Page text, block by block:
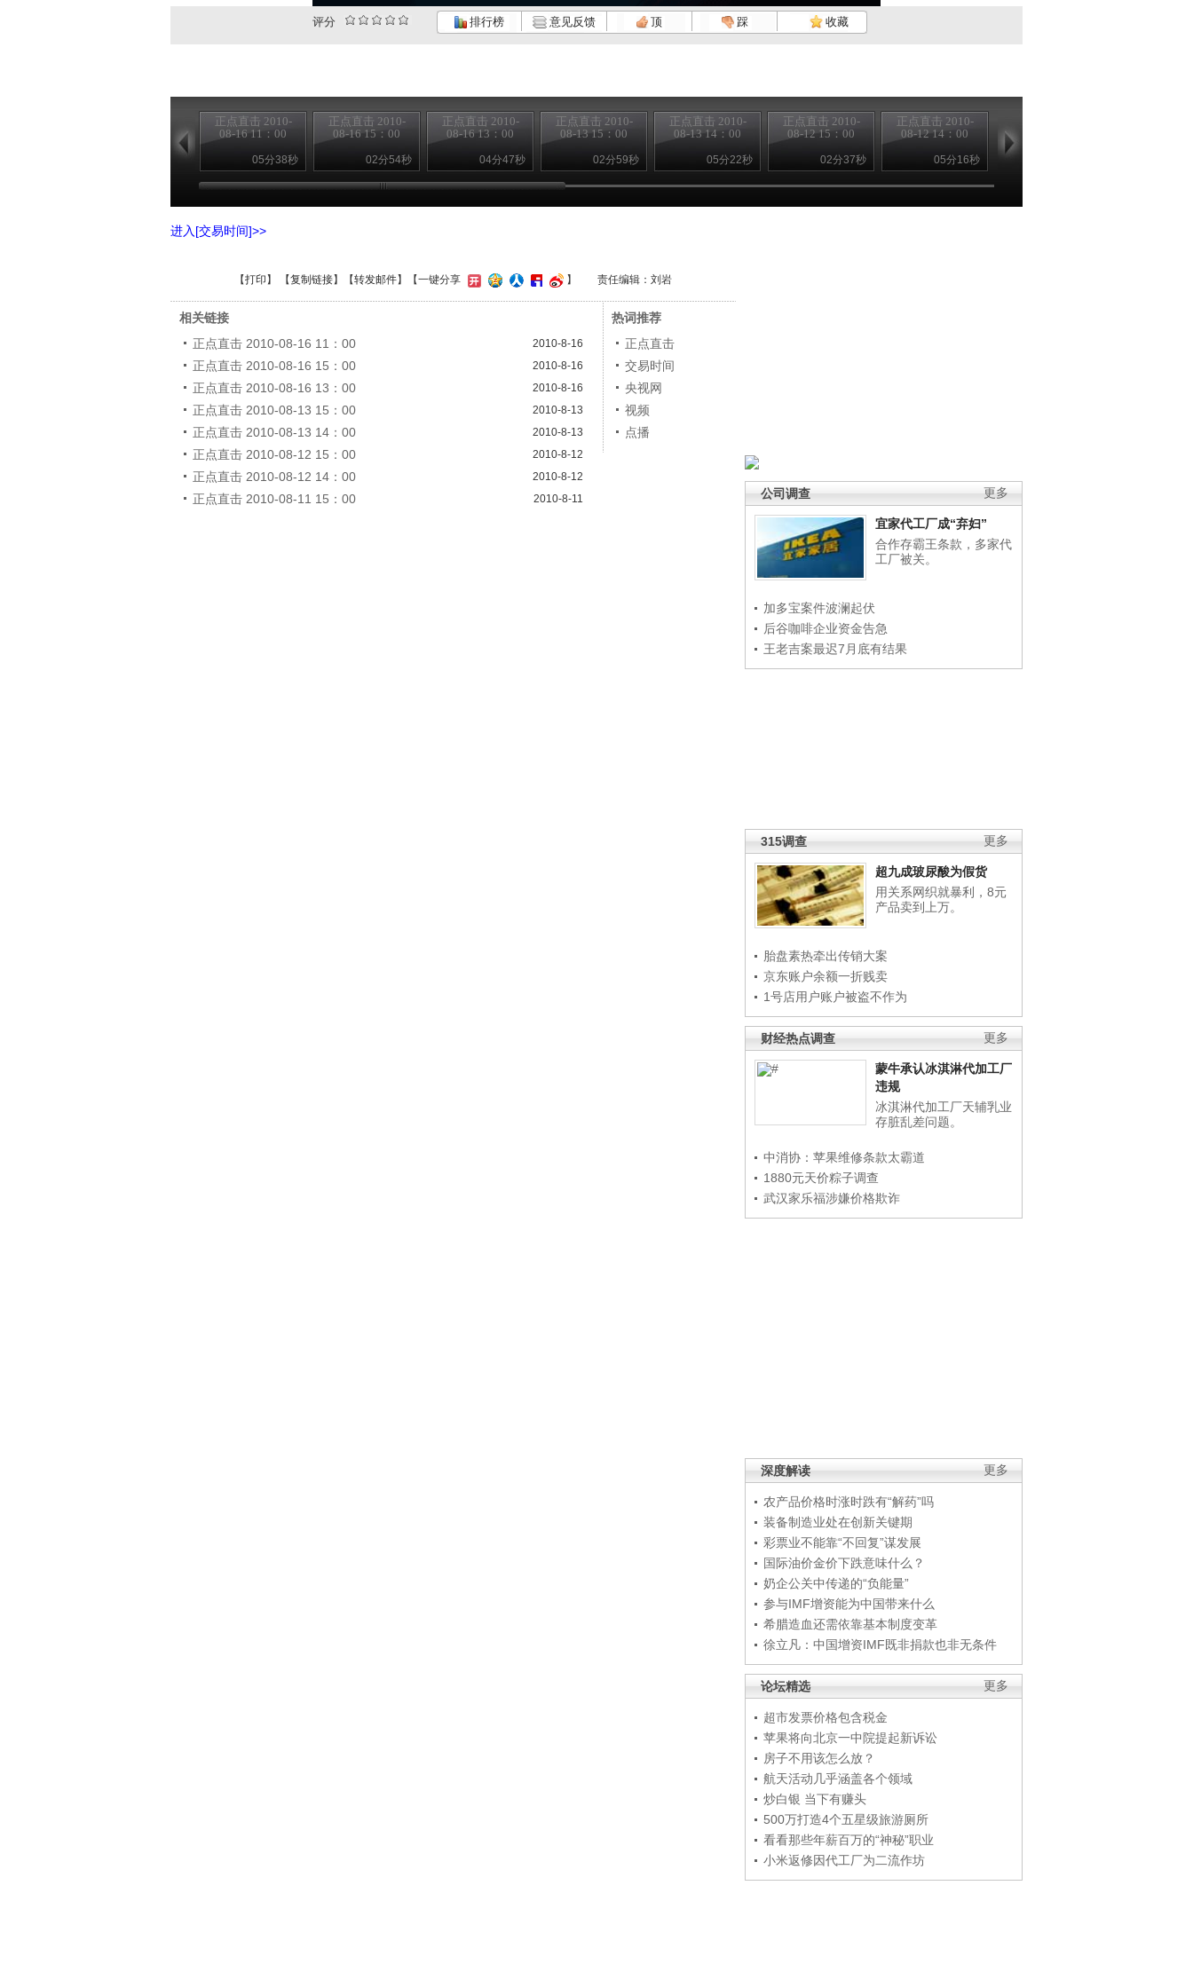
评分 排行榜 意见反馈 顶 踩 收藏
正点直击 2010-
08-16 11：00
05分38秒
正点直击 2010-
08-16 15：00
02分54秒
正点直击 2010-
08-16 13：00
04分47秒
正点直击 2010-
08-13 15：00
02分59秒
正点直击 2010-
08-13 14：00
05分22秒
正点直击 2010-
08-12 15：00
02分37秒
正点直击 2010-
08-12 14：00
05分16秒
更多
公司调查
宜家代工厂成“弃妇”
合作存霸王条款，多家代
工厂被关。
加多宝案件波澜起伏
后谷咖啡企业资金告急
王老吉案最迟7月底有结果
更多
315调查
超九成玻尿酸为假货
用关系网织就暴利，8元
产品卖到上万。
胎盘素热牵出传销大案
京东账户余额一折贱卖
1号店用户账户被盗不作为
更多
财经热点调查
蒙牛承认冰淇淋代加工厂
违规
冰淇淋代加工厂天辅乳业
存脏乱差问题。
中消协：苹果维修条款太霸道
1880元天价粽子调查
武汉家乐福涉嫌价格欺诈
更多
深度解读
农产品价格时涨时跌有“解药”吗
装备制造业处在创新关键期
彩票业不能靠“不回复”谋发展
国际油价金价下跌意味什么？
奶企公关中传递的“负能量”
参与IMF增资能为中国带来什么
希腊造血还需依靠基本制度变革
徐立凡：中国增资IMF既非捐款也非无条件
更多
论坛精选
超市发票价格包含税金
苹果将向北京一中院提起新诉讼
房子不用该怎么放？
航天活动几乎涵盖各个领域
炒白银 当下有赚头
500万打造4个五星级旅游厕所
看看那些年薪百万的“神秘”职业
小米返修因代工厂为二流作坊
进入[交易时间]>>
【打印 】 【复制链接】【转发邮件】 【一键分享 】 责任编辑：刘岩
相关链接
正点直击 2010-08-16 11：00
2010-8-16
正点直击 2010-08-16 15：00 2010-8-16
正点直击 2010-08-16 13：00 2010-8-16
正点直击 2010-08-13 15：00 2010-8-13
正点直击 2010-08-13 14：00 2010-8-13
正点直击 2010-08-12 15：00 2010-8-12
正点直击 2010-08-12 14：00 2010-8-12
正点直击 2010-08-11 15：00 2010-8-11
热词推荐
正点直击
交易时间
央视网
视频
点播